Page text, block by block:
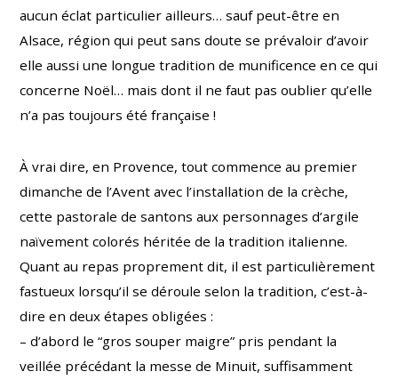
aucun éclat particulier ailleurs… sauf peut-être en
Alsace, région qui peut sans doute se prévaloir d’avoir
elle aussi une longue tradition de munificence en ce qui
concerne Noël… mais dont il ne faut pas oublier qu’elle
n’a pas toujours été française !
À vrai dire, en Provence, tout commence au premier
dimanche de l’Avent avec l’installation de la crèche,
cette pastorale de santons aux personnages d’argile
naïvement colorés héritée de la tradition italienne.
Quant au repas proprement dit, il est particulièrement
fastueux lorsqu’il se déroule selon la tradition, c’est-à-
dire en deux étapes obligées :
– d’abord le “gros souper maigre” pris pendant la
veillée précédant la messe de Minuit, suffisamment